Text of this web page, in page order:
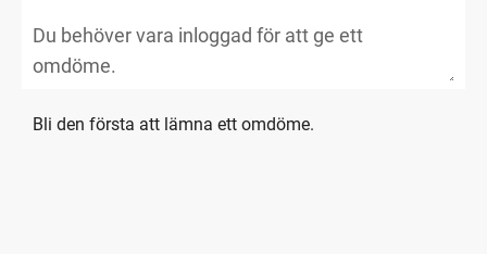
Bli den första att lämna ett omdöme.